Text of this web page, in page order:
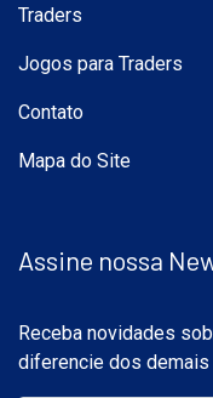
Traders
Jogos para Traders
Contato
Mapa do Site
Assine nossa
Receba novidades
diferencie dos demais